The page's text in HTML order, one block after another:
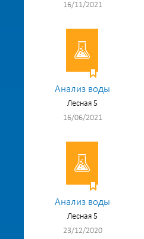
16/11/2021
Анализ воды
Лесная 5
16/06/2021
Анализ воды
Лесная 5
23/12/2020